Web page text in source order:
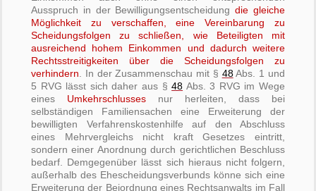
Ausspruch in der Bewilligungsentscheidungdie gleiche
Möglichkeit zu verschaffen, eine Vereinbarung zu
Scheidungsfolgen zu schließen, wie Beteiligten mit
ausreichend hohem Einkommen und dadurch weitere
Rechtsstreitigkeiten über die Scheidungsfolgen zu
verhindern . In der Zusammenschau mit § 48Abs. 1 und
5 RVG lässt sich daher aus §48 Abs. 3 RVG im Wege
eines Umkehrschlusses nur herleiten, dass bei
selbständigen Familiensachen eine Erweiterung der
bewilligten Verfahrenskostenhilfe auf den Abschluss
eines Mehrvergleichs nicht kraft Gesetzes eintritt,
sondern einer Anordnung durch gerichtlichen Beschluss
bedarf. Demgegenüber lässt sich hieraus nicht folgern,
außerhalb des Ehescheidungsverbunds könne sich eine
Erweiterung der Beiordnung eines Rechtsanwalts im Fall